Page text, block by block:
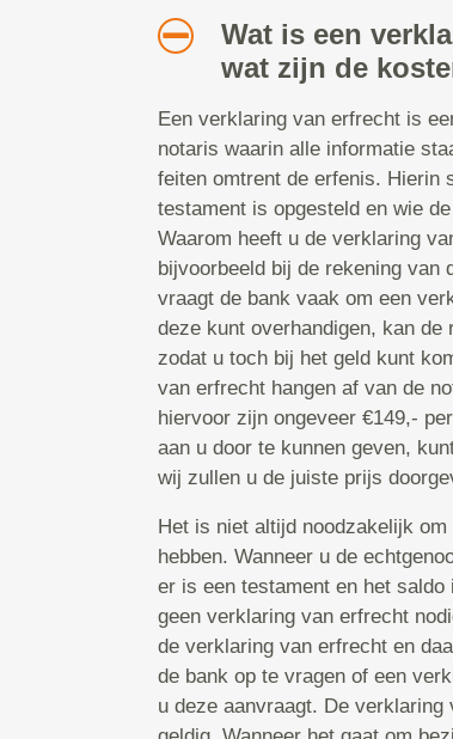
Wat is een
wat zijn de
Een verklaring van erfrecht is
notaris waarin alle informatie
feiten omtrent de erfenis. Hierin
testament is opgesteld en wie
Waarom heeft u de verklaring
bijvoorbeeld bij de rekening van
vraagt de bank vaak om een
deze kunt overhandigen, kan
zodat u toch bij het geld kunt
van erfrecht hangen af van de
hiervoor zijn ongeveer €149,-
aan u door te kunnen geven,
wij zullen u de juiste prijs
Het is niet altijd noodzakelijk
hebben. Wanneer u de
er is een testament en het
geen verklaring van erfrecht
de verklaring van erfrecht en
de bank op te vragen of een
u deze aanvraagt. De